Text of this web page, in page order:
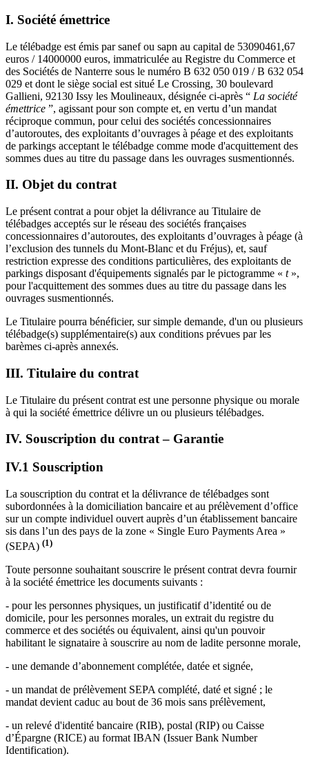
I. Société émettrice
Le télébadge est émis par sanef ou sapn au capital de 53090461,67
euros / 14000000 euros, immatriculée au Registre du Commerce et
des Sociétés de Nanterre sous le numéro B 632 050 019 / B 632 054
029 et dont le siège social est situé Le Crossing, 30 boulevard
Gallieni, 92130 Issy les Moulineaux, désignée ci-après “ La société
émettrice ”, agissant pour son compte et, en vertu d’un mandat
réciproque commun, pour celui des sociétés concessionnaires
d’autoroutes, des exploitants d’ouvrages à péage et des exploitants
de parkings acceptant le télébadge comme mode d'acquittement des
sommes dues au titre du passage dans les ouvrages susmentionnés.
II. Objet du contrat
Le présent contrat a pour objet la délivrance au Titulaire de
télébadges acceptés sur le réseau des sociétés françaises
concessionnaires d’autoroutes, des exploitants d’ouvrages à péage (à
l’exclusion des tunnels du Mont-Blanc et du Fréjus), et, sauf
restriction expresse des conditions particulières, des exploitants de
parkings disposant d'équipements signalés par le pictogramme « t »,
pour l'acquittement des sommes dues au titre du passage dans les
ouvrages susmentionnés.
Le Titulaire pourra bénéficier, sur simple demande, d'un ou plusieurs
télébadge(s) supplémentaire(s) aux conditions prévues par les
barèmes ci-après annexés.
III. Titulaire du contrat
Le Titulaire du présent contrat est une personne physique ou morale
à qui la société émettrice délivre un ou plusieurs télébadges.
IV. Souscription du contrat – Garantie
IV.1 Souscription
La souscription du contrat et la délivrance de télébadges sont
subordonnées à la domiciliation bancaire et au prélèvement d’office
sur un compte individuel ouvert auprès d’un établissement bancaire
sis dans l’un des pays de la zone « Single Euro Payments Area »
(SEPA) (1)
Toute personne souhaitant souscrire le présent contrat devra fournir
à la société émettrice les documents suivants :
- pour les personnes physiques, un justificatif d’identité ou de
domicile, pour les personnes morales, un extrait du registre du
commerce et des sociétés ou équivalent, ainsi qu'un pouvoir
habilitant le signataire à souscrire au nom de ladite personne morale,
- une demande d’abonnement complétée, datée et signée,
- un mandat de prélèvement SEPA complété, daté et signé ; le
mandat devient caduc au bout de 36 mois sans prélèvement,
- un relevé d'identité bancaire (RIB), postal (RIP) ou Caisse
d’Épargne (RICE) au format IBAN (Issuer Bank Number
Identification).